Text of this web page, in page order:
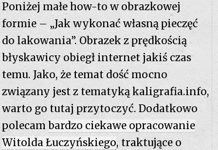
Poniżej małe how-to w obrazkowej
formie – „Jak wykonać własną pieczęć
do lakowania”. Obrazek z prędkością
błyskawicy obiegł internet jakiś czas
temu. Jako, że temat dość mocno
związany jest z tematyką kaligrafia.info,
warto go tutaj przytoczyć. Dodatkowo
polecam bardzo ciekawe opracowanie
Witolda Łuczyńskiego, traktujące o